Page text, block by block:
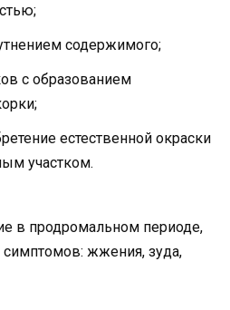
содержимого;
с образованием
естественной окраски
участком.
в продромальном периоде,
жжения, зуда,